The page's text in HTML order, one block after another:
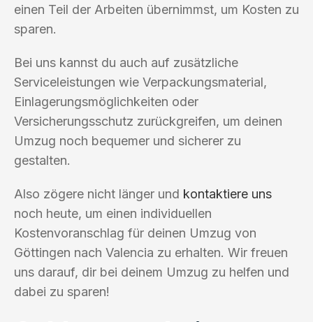
einen Teil der Arbeiten übernimmst, um Kosten zu
sparen.
Bei uns kannst du auch auf zusätzliche
Serviceleistungen wie Verpackungsmaterial,
Einlagerungsmöglichkeiten oder
Versicherungsschutz zurückgreifen, um deinen
Umzug noch bequemer und sicherer zu
gestalten.
Also zögere nicht länger und kontaktiere uns
noch heute, um einen individuellen
Kostenvoranschlag für deinen Umzug von
Göttingen nach Valencia zu erhalten. Wir freuen
uns darauf, dir bei deinem Umzug zu helfen und
dabei zu sparen!